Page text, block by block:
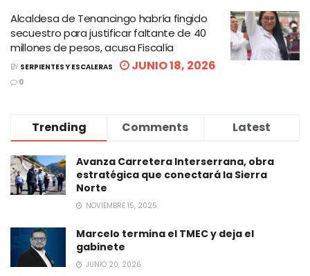
Alcaldesa de Tenancingo habría fingido
secuestro para justificar faltante de 40
millones de pesos, acusa Fiscalía
BY SERPIENTES Y ESCALERAS JUNIO 18, 2026
0
Trending Comments Latest
Avanza Carretera Interserrana, obra
estratégica que conectará la Sierra
Norte
NOVIEMBRE 15, 2025
Marcelo termina el TMEC y deja el
gabinete
JUNIO 20, 2026